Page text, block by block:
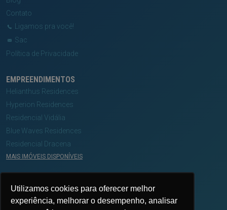
Utilizamos cookies para oferecer melhor
experiência, melhorar o desempenho, analisar
Contato
Ligamos pra você!
Sac
Política de Privacidade
EMPREENDIMENTOS
Helianthus Residences
Hyperion Residences
Residencial Vidália
Blue Waves Residences
Residencial Dracena
MAIS IMÓVEIS DISPONÍVEIS